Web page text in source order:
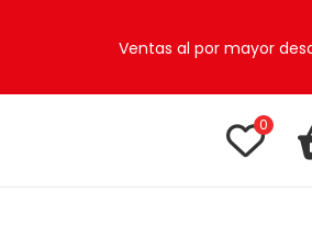
Ventas al por mayor
0